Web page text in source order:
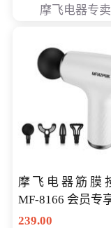
摩飞电器专
摩飞电器筋膜
MF-8166 会员专
元
239.00